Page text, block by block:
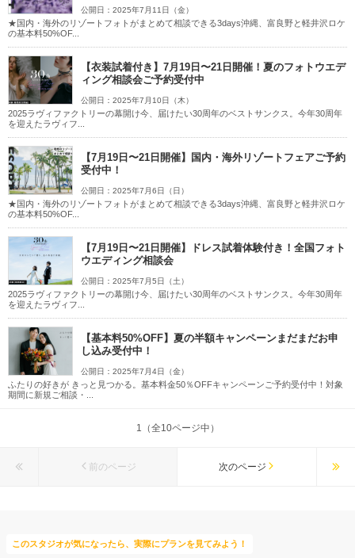
公開日：2025年7月11日（金）
★国内・海外のリゾートフォトがまとめて相談できる3days沖縄、富良野と軽井沢ロケ
の基本料50%OF...
【衣装試着付き】7月19日〜21日開催！夏のフォトウエデ
ィング相談会ご予約受付中
公開日：2025年7月10日（木）
2025ラヴィファクトリーの幕開け今、届けたい30周年のベストサンクス。今年30周年
を迎えたラヴィフ...
【7月19日〜21日開催】国内・海外リゾートフェアご予約
受付中！
公開日：2025年7月6日（日）
★国内・海外のリゾートフォトがまとめて相談できる3days沖縄、富良野と軽井沢ロケ
の基本料50%OF...
【7月19日〜21日開催】ドレス試着体験付き！全国フォト
ウエディング相談会
公開日：2025年7月5日（土）
2025ラヴィファクトリーの幕開け今、届けたい30周年のベストサンクス。今年30周年
を迎えたラヴィフ...
【基本料50%OFF】夏の半額キャンペーンまだまだお申
し込み受付中！
公開日：2025年7月4日（金）
ふたりの好きが きっと見つかる。基本料金50％OFFキャンペーンご予約受付中！対象
期間に新規ご相談・...
1（全10ページ中）
前のページ 次のページ
このスタジオが気になったら、実際にプランを見てみよう！